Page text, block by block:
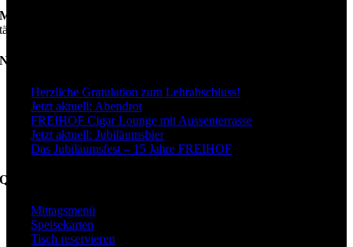
Minigolf
täglich von 09.00–22.00 Uhr geöffnet
Neuigkeiten
Herzliche Gratulation zum Lehrabschluss!
Jetzt aktuell: Abendrot
FREIHOF Cigar Lounge mit Aussenterrasse
Jetzt aktuell: Jubiläumsbier
Das Jubiläumsfest – 15 Jahre FREIHOF
Quicklinks
Mittagsmenü
Speisekarten
Tisch reservieren